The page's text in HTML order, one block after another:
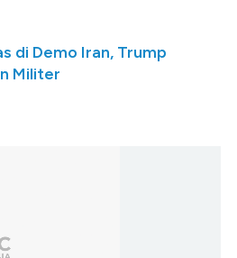
di Demo Iran, Trump
Militer